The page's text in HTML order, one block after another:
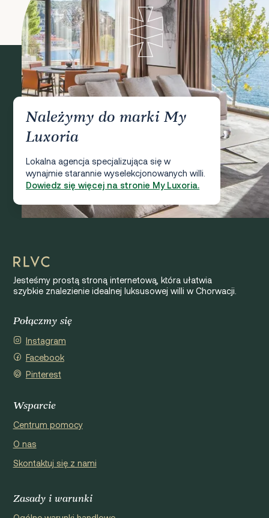
Należymy do marki My
Luxoria
Lokalna agencja specjalizująca się w
wynajmie starannie wyselekcjonowanych willi.
Dowiedz się więcej na stronie My Luxoria.
Jesteśmy prostą stroną internetową, która ułatwia
szybkie znalezienie idealnej luksusowej willi w Chorwacji.
Połączmy się
Instagram
Facebook
Pinterest
Wsparcie
Centrum pomocy
O nas
Skontaktuj się z nami
Zasady i warunki